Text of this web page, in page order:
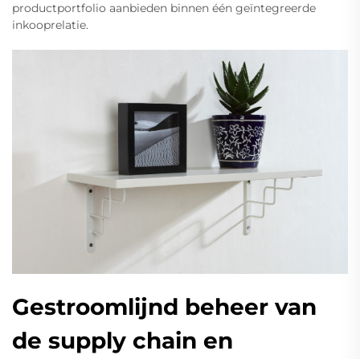
productportfolio aanbieden binnen één geïntegreerde
inkooprelatie.
Gestroomlijnd beheer van
de supply chain en